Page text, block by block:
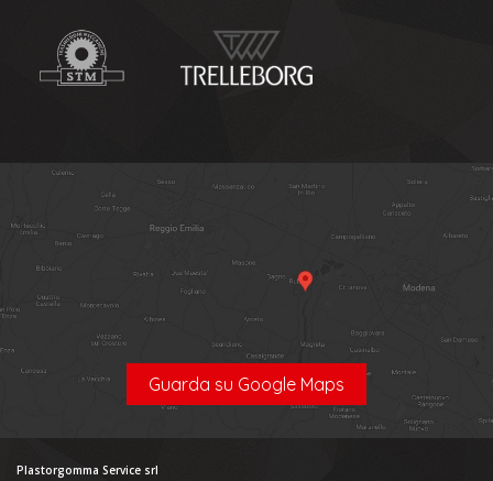
Guarda su Google Maps
Plastorgomma Service srl